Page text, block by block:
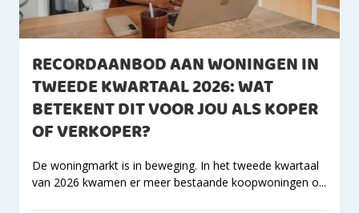
RECORDAANBOD AAN WONINGEN IN
TWEEDE KWARTAAL 2026: WAT
BETEKENT DIT VOOR JOU ALS KOPER
OF VERKOPER?
De woningmarkt is in beweging. In het tweede kwartaal
van 2026 kwamen er meer bestaande koopwoningen o...